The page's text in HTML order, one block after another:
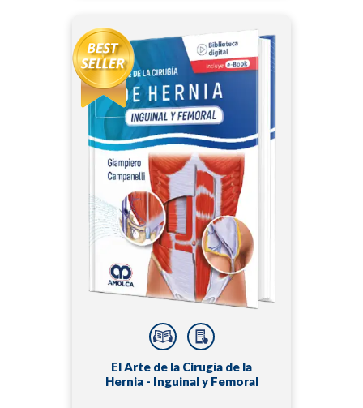
El Arte de la Cirugía de la
Hernia - Inguinal y Femoral